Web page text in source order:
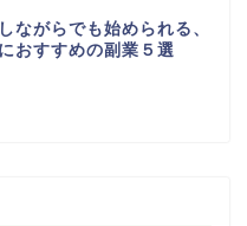
ながらでも始められる、
おすすめの副業５選